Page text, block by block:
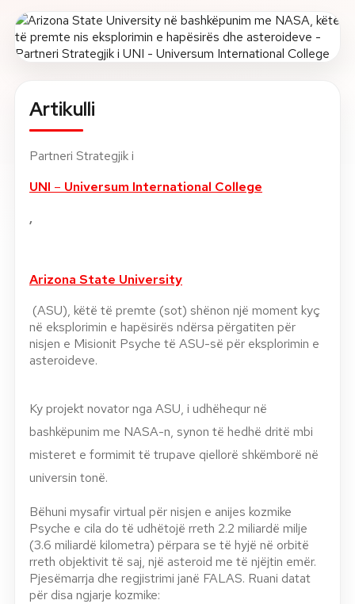
Kontakti
GJUHA
EN
AL Apliko Kërko info
HYR
UMS Staff
LMS Canvas
Artikulli
Partneri Strategjik i
UNI – Universum International College
,
Arizona State University
(ASU), këtë të premte (sot) shënon një moment kyç
në eksplorimin e hapësirës ndërsa përgatiten për
nisjen e Misionit Psyche të ASU-së për eksplorimin e
asteroideve.
Ky projekt novator nga ASU, i udhëhequr në
bashkëpunim me NASA-n, synon të hedhë dritë mbi
misteret e formimit të trupave qiellorë shkëmborë në
universin tonë.
Bëhuni mysafir virtual për nisjen e anijes kozmike
Psyche e cila do të udhëtojë rreth 2.2 miliardë milje
(3.6 miliardë kilometra) përpara se të hyjë në orbitë
rreth objektivit të saj, një asteroid me të njëjtin emër.
Pjesëmarrja dhe regjistrimi janë FALAS. Ruani datat
për disa ngjarje kozmike: